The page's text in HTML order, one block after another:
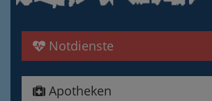
Notdienste
Apotheken